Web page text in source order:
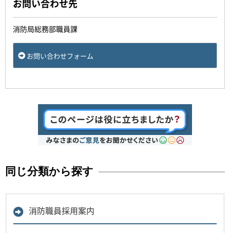
お問い合わせ先
消防局総務部職員課
お問い合わせフォーム
同じ分類から探す
消防職員採用案内